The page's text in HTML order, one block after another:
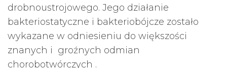
drobnoustrojowego. Jego działanie
bakteriostatyczne i bakteriobójcze zostało
wykazane w odniesieniu do większości
znanych i groźnych odmian
chorobotwórczych .